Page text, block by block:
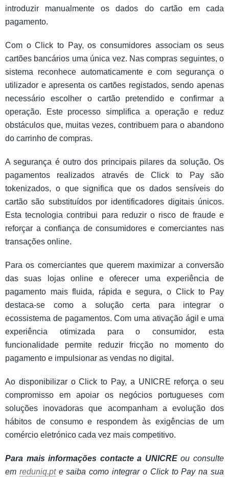
introduzir manualmente os dados do cartão em cada
pagamento.
Com o Click to Pay, os consumidores associam os seus
cartões bancários uma única vez. Nas compras seguintes, o
sistema reconhece automaticamente e com segurança o
utilizador e apresenta os cartões registados, sendo apenas
necessário escolher o cartão pretendido e confirmar a
operação. Este processo simplifica a operação e reduz
obstáculos que, muitas vezes, contribuem para o abandono
do carrinho de compras.
A segurança é outro dos principais pilares da solução. Os
pagamentos realizados através de Click to Pay são
tokenizados, o que significa que os dados sensíveis do
cartão são substituídos por identificadores digitais únicos.
Esta tecnologia contribui para reduzir o risco de fraude e
reforçar a confiança de consumidores e comerciantes nas
transações online.
Para os comerciantes que querem maximizar a conversão
das suas lojas online e oferecer uma experiência de
pagamento mais fluida, rápida e segura, o Click to Pay
destaca-se como a solução certa para integrar o
ecossistema de pagamentos. Com uma ativação ágil e uma
experiência otimizada para o consumidor, esta
funcionalidade permite reduzir fricção no momento do
pagamento e impulsionar as vendas no digital.
Ao disponibilizar o Click to Pay, a UNICRE reforça o seu
compromisso em apoiar os negócios portugueses com
soluções inovadoras que acompanham a evolução dos
hábitos de consumo e respondem às exigências de um
comércio eletrónico cada vez mais competitivo.
Para mais informações contacte a UNICREou consulte
em reduniq.pte saiba como integrar o Click to Pay na sua